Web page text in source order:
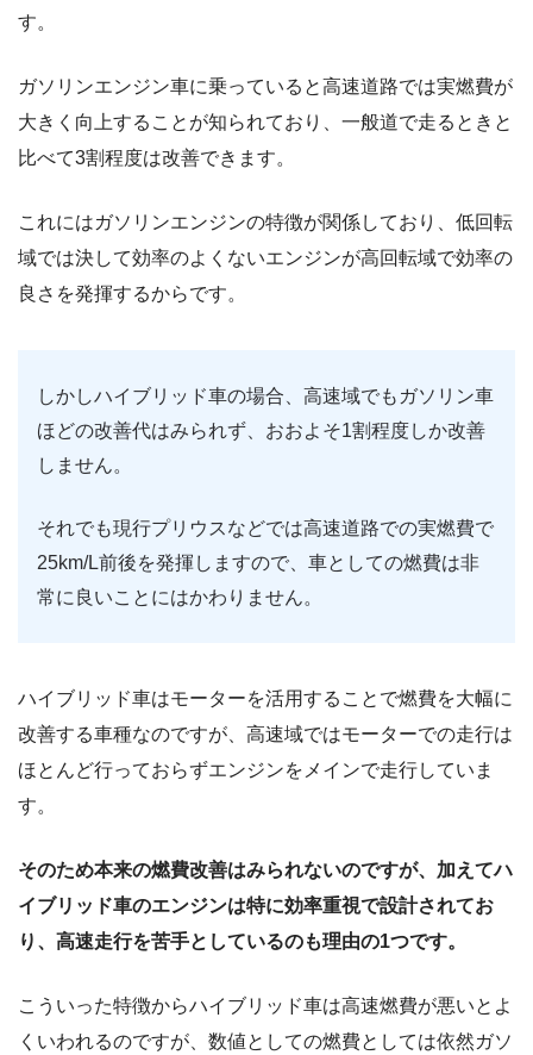
す。
ガソリンエンジン車に乗っていると高速道路では実燃費が
大きく向上することが知られており、一般道で走るときと
比べて3割程度は改善できます。
これにはガソリンエンジンの特徴が関係しており、低回転
域では決して効率のよくないエンジンが高回転域で効率の
良さを発揮するからです。
しかしハイブリッド車の場合、高速域でもガソリン車
ほどの改善代はみられず、おおよそ1割程度しか改善
しません。
それでも現行プリウスなどでは高速道路での実燃費で
25km/L前後を発揮しますので、車としての燃費は非
常に良いことにはかわりません。
ハイブリッド車はモーターを活用することで燃費を大幅に
改善する車種なのですが、高速域ではモーターでの走行は
ほとんど行っておらずエンジンをメインで走行していま
す。
そのため本来の燃費改善はみられないのですが、加えてハ
イブリッド車のエンジンは特に効率重視で設計されてお
り、高速走行を苦手としているのも理由の1つです。
こういった特徴からハイブリッド車は高速燃費が悪いとよ
くいわれるのですが、数値としての燃費としては依然ガソ